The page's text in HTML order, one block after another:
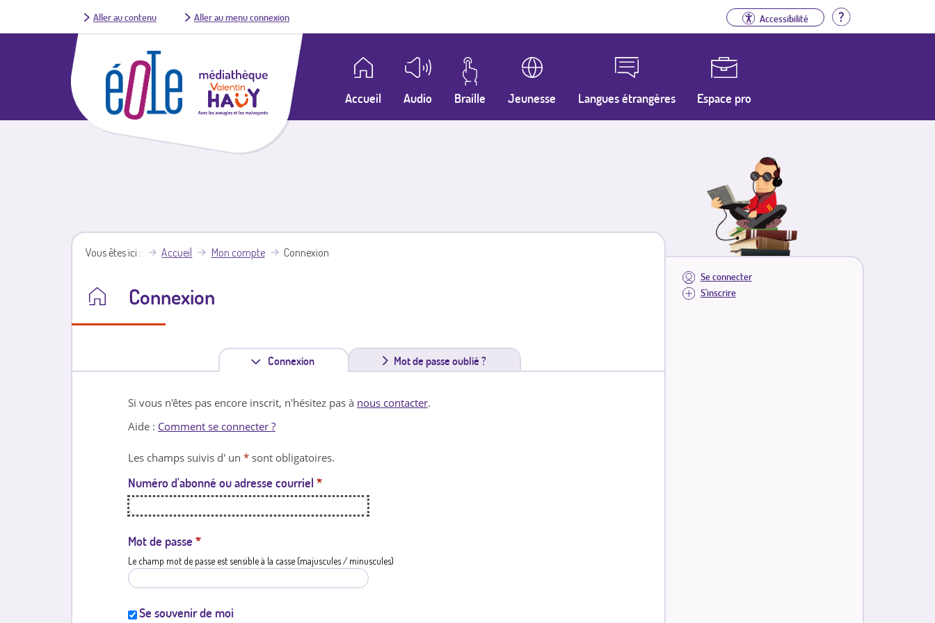
Aller au contenu Aller au menu connexion Accessibilité Aide
Accueil Audio Braille Jeunesse Langues étrangères Espace pro
Se connecter
S'inscrire
Vous êtes ici Accueil Mon compte Connexion
Connexion
Connexion
n
l
e
Mot de passe oublié ?
Si vous n'êtes pas encore inscrit, n'hésitez pas à nous contacter.
Aide : Comment se connecter ?
Les champs suivis d' un * sont obligatoires.
Numéro d'abonné ou adresse courriel *
Mot de passe *
Le champ mot de passe est sensible à la casse (majuscules / minuscules)
Se souvenir de moi